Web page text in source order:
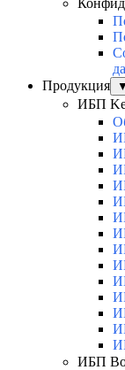
Продукция
▼
ИБП
ИБП